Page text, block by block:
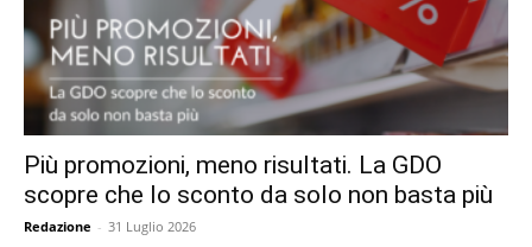
Più promozioni, meno risultati. La GDO
scopre che lo sconto da solo non basta più
Redazione - 31 Luglio 2026